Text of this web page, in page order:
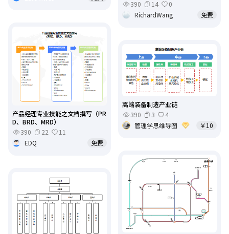
390
14
0
RichardWang
免费
产品经理专业技能之文档撰写（PR
D、BRD、MRD）
390
22
11
EDQ
免费
高端装备制造产业链
390
3
4
管理学思维导图
￥10